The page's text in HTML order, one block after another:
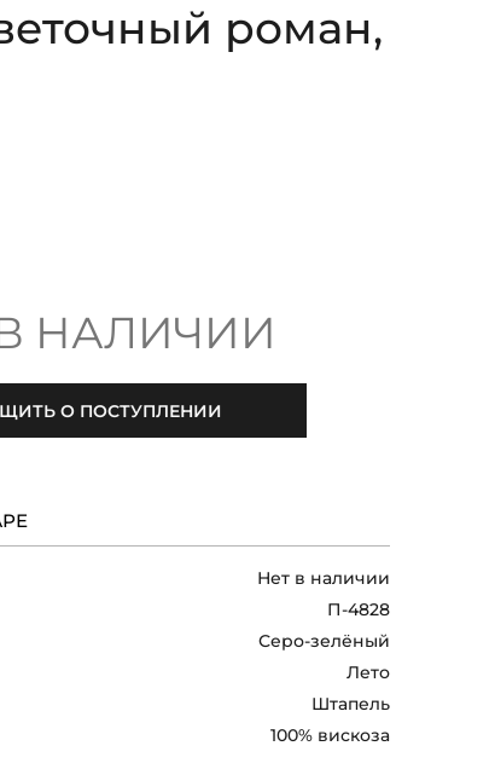
роман,
НАЛИЧИИ
О ПОСТУПЛЕНИИ
Нет в наличии
П-4828
Серо-зелёный
Лето
Штапель
100% вискоза